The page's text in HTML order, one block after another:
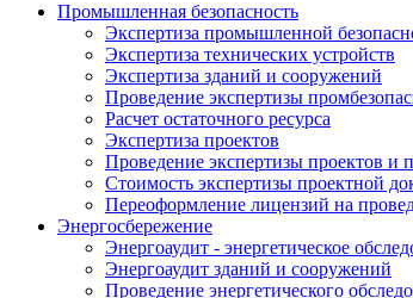
Промышленная безопасность
Экспертиза промышленной
Экспертиза технических устройств
Экспертиза зданий и сооружений
Проведение экспертизы
Расчет остаточного ресурса
Экспертиза проектов
Проведение экспертизы проектов
Стоимость экспертизы проектной
Переоформление лицензий на
Энергосбережение
Энергоаудит - энергетическое
Энергоаудит зданий и сооружений
Проведение энергетического